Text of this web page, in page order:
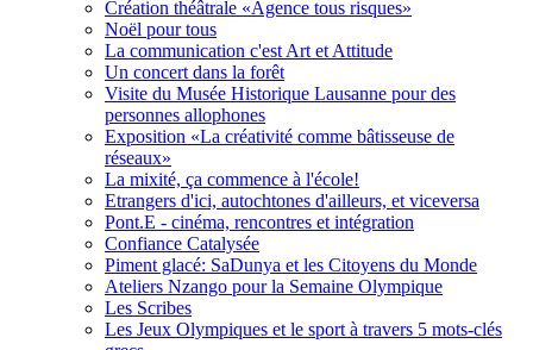
Création théâtrale «Agence tous risques»
Noël pour tous
La communication c'est Art et Attitude
Un concert dans la forêt
Visite du Musée Historique Lausanne pour des
personnes allophones
Exposition «La créativité comme bâtisseuse de
réseaux»
La mixité, ça commence à l'école!
Etrangers d'ici, autochtones d'ailleurs, et viceversa
Pont.E - cinéma, rencontres et intégration
Confiance Catalysée
Piment glacé: SaDunya et les Citoyens du Monde
Ateliers Nzango pour la Semaine Olympique
Les Scribes
Les Jeux Olympiques et le sport à travers 5 mots-clés